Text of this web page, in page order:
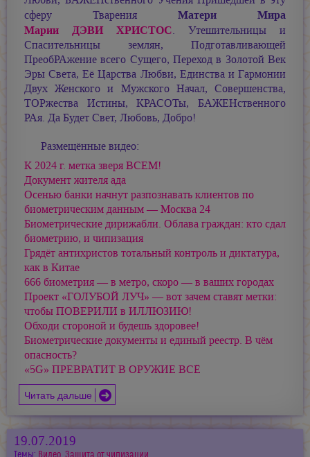
сферу Тварения Матери Мира
Марии ДЭВИ ХРИСТОС. Утешительницы и
Спасительницы землян, Подготавливающей
ПреобРАжение всего Сущего, Переход в Золотой Век
Эры Света, Её Царства Любви, Единства и Гармонии
Двух Женского и Мужского Начал, Совершенства,
ТОРжества Истины, КРАСОТы, БАЖЕНственного
РАя. Да Будет Свет, Любовь, Добро!
Размещённые видео:
К 2024 г. метка зверя ВСЕМ!
Документ жителя ада
Осенью банки начнут разпознавать клиентов по
биометрическим данным — Москва 24
Биометрические дирижабли. Облава граждан: кто сдал
биометрию, и чипизация
Грядёт антихристов тотальный контроль и диктатура,
как в Китае
666 биометрия — в метро, скоро — в ваших городах
Проект «ГОЛУБОЙ ЛУЧ» — вот зачем ставят метки:
чтобы ПОВЕРИЛИ в ИЛЛЮЗИЮ!
Обходи стороной и будешь здоровее!
Биометрические документы и единый реестр. В чём
опасность?
«5G» ПРЕВРАТИТ В ОРУЖИЕ ВСЁ
Читать дальше
19.07.2019
Темы: Видео Защита от чипизации